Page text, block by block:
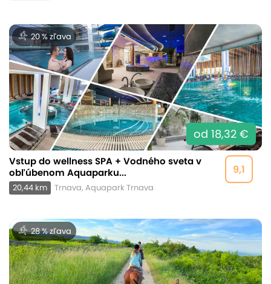
20 % zľava
od 18,32 €
9,1
Vstup do wellness SPA + Vodného sveta v
obľúbenom Aquaparku...
20,44 km Trnava, Aquapark Trnava
28 % zľava